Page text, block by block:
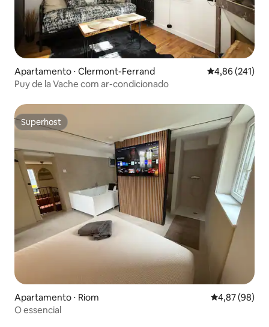
Apartamento ⋅ Clermont-Ferrand 4,86 de uma
4,86 (241)
Puy de la Vache com ar-condicionado
Superhost
Superhost
Apartamento ⋅ Riom 4,87 de uma
4,87 (98)
O essencial